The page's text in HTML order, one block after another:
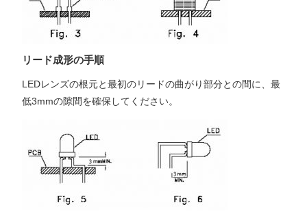
リード成形の手順
LEDレンズの根元と最初のリードの曲がり部分との間に、最
低3mmの隙間を確保してください。